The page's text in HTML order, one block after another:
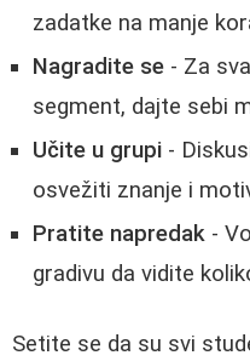
zadatke na manje
Nagradite se - Za
segment, dajte sebi
Učite u grupi -
osvežiti znanje i
Pratite napredak -
gradivu da vidite
Setite se da su svi